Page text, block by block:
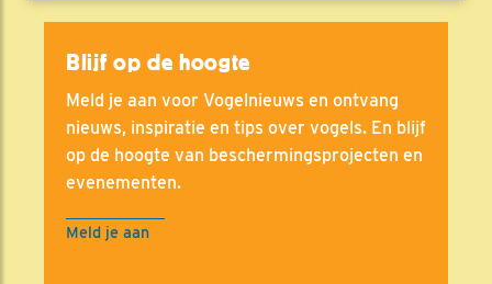
Blijf op de hoogte
Meld je aan voor Vogelnieuws en ontvang
nieuws, inspiratie en tips over vogels. En blijf
op de hoogte van beschermingsprojecten en
evenementen.
Meld je aan